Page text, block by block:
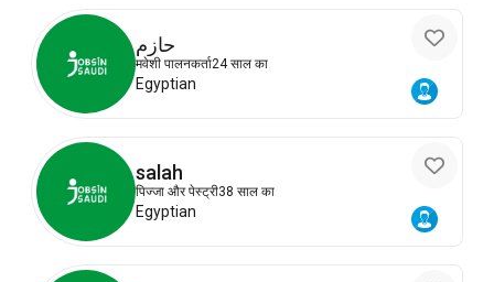
حازم
मवेशी पालनकर्ता24 साल का
Egyptian
salah
पिज्जा और पेस्ट्री38 साल का
Egyptian